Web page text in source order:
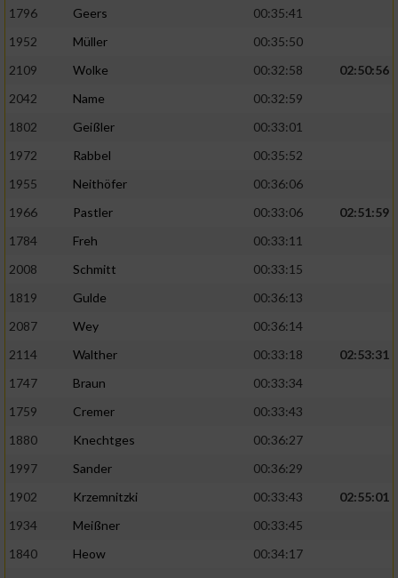
1796
Geers
00:35:41
1952
Müller
00:35:50
2109
Wolke 00:32:58
02:50:56
2042
Name
00:32:59
1802
Geißler
00:33:01
1972
Rabbel
00:35:52
1955
Neithöfer
00:36:06
1966
Pastler 00:33:06
02:51:59
1784
Freh
00:33:11
2008
Schmitt
00:33:15
1819
Gulde
00:36:13
2087
Wey
00:36:14
2114
Walther 00:33:18
02:53:31
1747
Braun
00:33:34
1759
Cremer
00:33:43
1880
Knechtges
00:36:27
1997
Sander
00:36:29
1902
Krzemnitzki 00:33:43
02:55:01
1934
Meißner
00:33:45
1840
Heow
00:34:17